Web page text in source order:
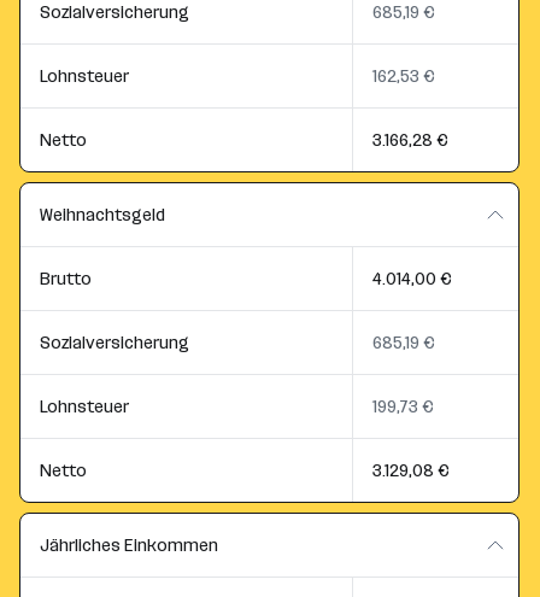
Sozialversicherung 685,19 €
Lohnsteuer 162,53 €
Netto 3.166,28 €
Weihnachtsgeld
Brutto 4.014,00 €
Sozialversicherung 685,19 €
Lohnsteuer 199,73 €
Netto 3.129,08 €
Jährliches Einkommen